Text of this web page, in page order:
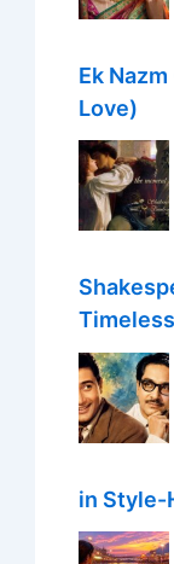
Ek
Love)
in Style-